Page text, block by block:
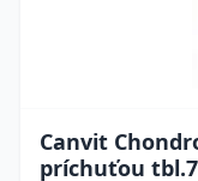
Canvit
príchuťou